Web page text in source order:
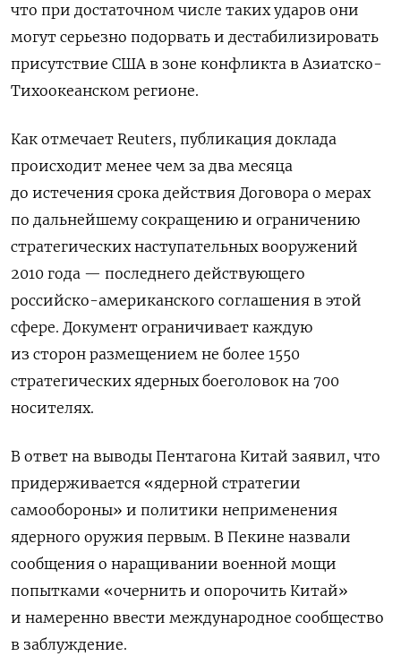
что при достаточном числе таких ударов они
могут серьезно подорвать и дестабилизировать
присутствие США в зоне конфликта в Азиатско-
Тихоокеанском регионе.
Как отмечает Reuters, публикация доклада
происходит менее чем за два месяца
до истечения срока действия Договора о мерах
по дальнейшему сокращению и ограничению
стратегических наступательных вооружений
2010 года — последнего действующего
российско-американского соглашения в этой
сфере. Документ ограничивает каждую
из сторон размещением не более 1550
стратегических ядерных боеголовок на 700
носителях.
В ответ на выводы Пентагона Китай заявил, что
придерживается «ядерной стратегии
самообороны» и политики неприменения
ядерного оружия первым. В Пекине назвали
сообщения о наращивании военной мощи
попытками «очернить и опорочить Китай»
и намеренно ввести международное сообщество
в заблуждение.